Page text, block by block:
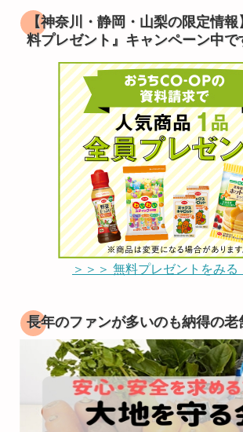
【神奈川・静岡・山梨の限定情
料プレゼント』キャンペーン中で
＞＞＞ 無料プレゼントをみる
長年のファンが多いのも納得の老